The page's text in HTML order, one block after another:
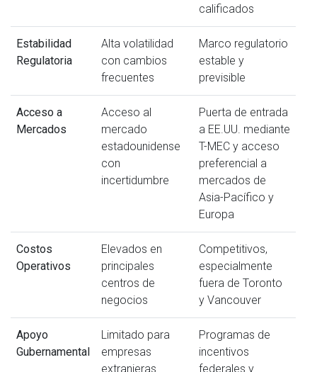
calificados
Estabilidad
Regulatoria
Alta volatilidad
con cambios
frecuentes
Marco regulatorio
estable y
previsible
Acceso a
Mercados
Acceso al
mercado
estadounidense
con
incertidumbre
Puerta de entrada
a EE.UU. mediante
T-MEC y acceso
preferencial a
mercados de
Asia-Pacífico y
Europa
Costos
Operativos
Elevados en
principales
centros de
negocios
Competitivos,
especialmente
fuera de Toronto
y Vancouver
Apoyo
Gubernamental
Limitado para
empresas
extranjeras
Programas de
incentivos
federales y